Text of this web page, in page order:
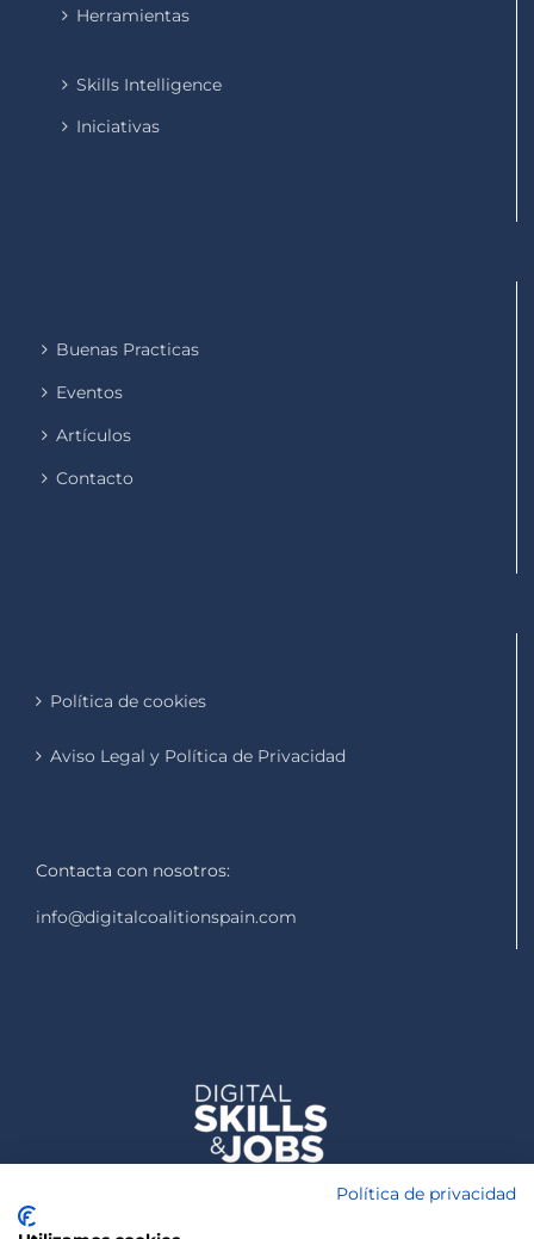
Herramientas
Skills Intelligence
Iniciativas
Buenas Practicas
Eventos
Artículos
Contacto
Política de cookies
Aviso Legal y Política de Privacidad
Contacta con nosotros:
info@digitalcoalitionspain.com
Política de privacidad